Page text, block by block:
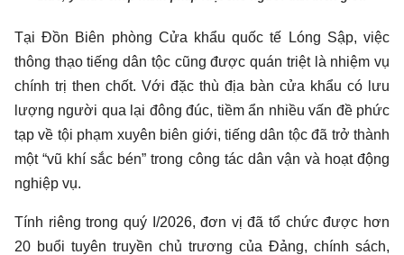
Tại Đồn Biên phòng Cửa khẩu quốc tế Lóng Sập, việc
thông thạo tiếng dân tộc cũng được quán triệt là nhiệm vụ
chính trị then chốt. Với đặc thù địa bàn cửa khẩu có lưu
lượng người qua lại đông đúc, tiềm ẩn nhiều vấn đề phức
tạp về tội phạm xuyên biên giới, tiếng dân tộc đã trở thành
một “vũ khí sắc bén” trong công tác dân vận và hoạt động
nghiệp vụ.
Tính riêng trong quý I/2026, đơn vị đã tổ chức được hơn
20 buổi tuyên truyền chủ trương của Đảng, chính sách,